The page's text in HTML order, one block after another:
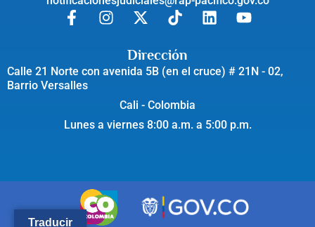
Dirección
Calle 21 Norte con avenida 5B (en el cruce) # 21N - 02,
Barrio Versalles
Cali - Colombia
Lunes a viernes 8:00 a.m. a 5:00 p.m.
Traducir